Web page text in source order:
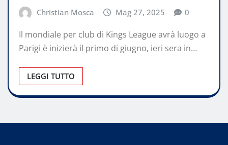
Christian Mosca Mag 27, 2025 0
Il mondiale per club di Kings League avrà luogo a
Parigi è inizierà il primo di giugno, ieri sera in…
LEGGI TUTTO